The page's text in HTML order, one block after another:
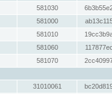
581030
581000
581010
581060
581070
31010061